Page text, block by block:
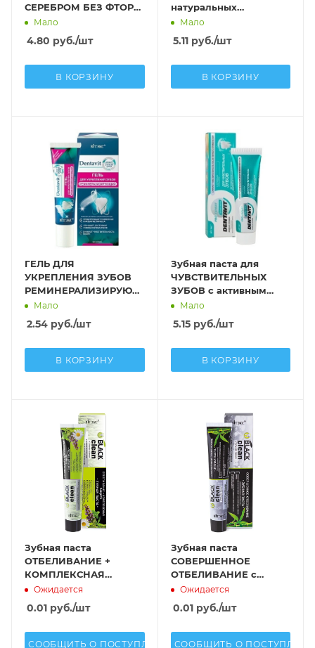
СЕРЕБРОМ БЕЗ ФТОРА
12 часов защиты от
кариеса, зубного
налета
Мало
4.80 руб./шт
В КОРЗИНУ
натуральных
компонентов, БЕЗ
Мало
5.11руб./шт
В КОРЗИНУ
ГЕЛЬ ДЛЯ
УКРЕПЛЕНИЯ ЗУБОВ
РЕМИНЕРАЛИЗИРУЮЩИЙ
без фтора (без коробки
Мало
2.54 руб./шт
В КОРЗИНУ
Зубная паста для
ЧУВСТВИТЕЛЬНЫХ
ЗУБОВ с активным
кальцием
Мало
5.15руб./шт
В КОРЗИНУ
Зубная паста
ОТБЕЛИВАНИЕ +
КОМПЛЕКСНАЯ
ЗАЩИТА с
микрочастицами
черного
и лечебн
Ожидается
0.01 руб./шт
СООБЩИТЬ О ПОСТУПЛЕНИИ
Зубная паста
СОВЕРШЕННОЕ
ОТБЕЛИВАНИЕ с
микрочастицами
активированного угля
Ожидается
0.01руб./шт
СООБЩИТЬ О